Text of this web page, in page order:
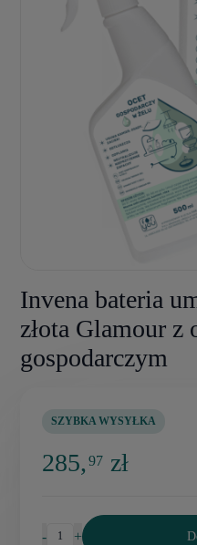
Invena bateria
złota Glamour z
gospodarczym
SZYBKA WYSYŁKA
285,97 zł
- +